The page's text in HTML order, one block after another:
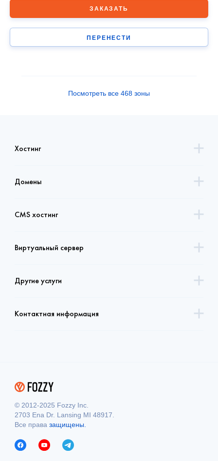
ПЕРЕНЕСТИ
ЗАКАЗАТЬ
Посмотреть все 468 зоны
Хостинг
Домены
CMS хостинг
Виртуальный сервер
Другие услуги
Контактная информация
© 2012-2025 Fozzy Inc.
2703 Ena Dr. Lansing MI 48917.
Все права защищены.